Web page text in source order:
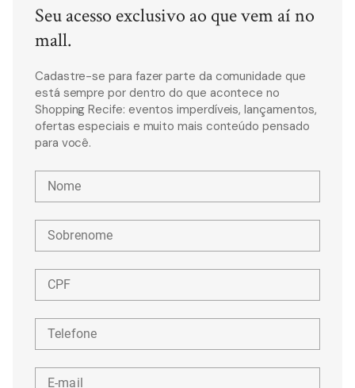
Seu acesso exclusivo ao que vem aí no
mall.
Cadastre-se para fazer parte da comunidade que
está sempre por dentro do que acontece no
Shopping Recife: eventos imperdíveis, lançamentos,
ofertas especiais e muito mais conteúdo pensado
para você.
Nome
Sobrenome
CPF
Telefone
E-mail